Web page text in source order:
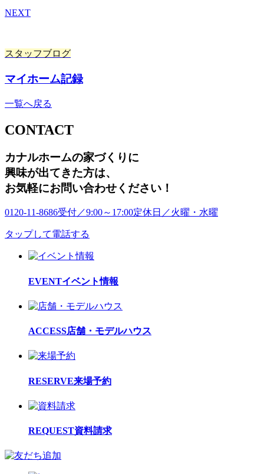
NEXT
スタッフブログ
マイホーム記録
一覧へ戻る
CONTACT
カナルホームの家づくりに
興味が出てきた方は、
お気軽にお問い合わせください！
0120-11-8686受付／9:00～17:00定休日／火曜・水曜
タップして電話する
EVENTイベント情報
ACCESS店舗・モデルハウス
RESERVE来場予約
REQUEST資料請求